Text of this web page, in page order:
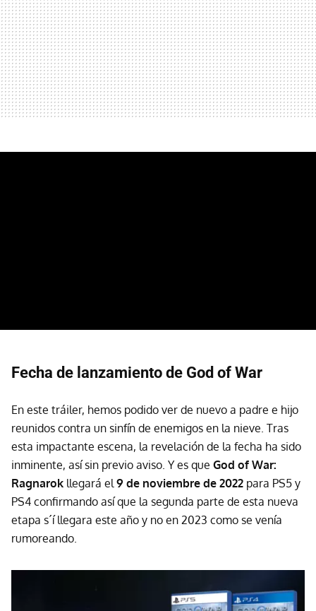
Fecha de lanzamiento de God of War
En este tráiler, hemos podido ver de nuevo a padre e hijo
reunidos contra un sinfín de enemigos en la nieve. Tras
esta impactante escena, la revelación de la fecha ha sido
inminente, así sin previo aviso. Y es que God of War:
Ragnarok llegará el 9 de noviembre de 2022 para PS5 y
PS4 confirmando así que la segunda parte de esta nueva
etapa s´í llegara este año y no en 2023 como se venía
rumoreando.